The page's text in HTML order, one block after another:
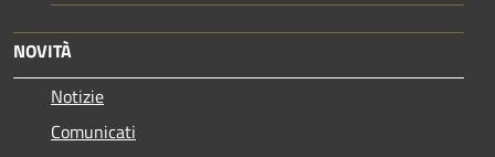
NOVITÀ
Notizie
Comunicati